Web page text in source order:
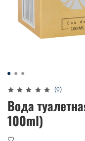
(0)
Вода
100ml)